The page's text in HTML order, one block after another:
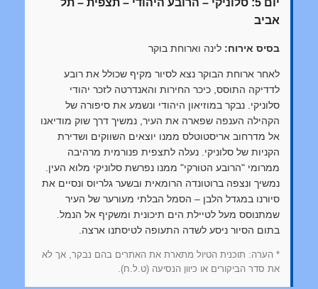
אביב
בסיס אירוח: לינה וארוחת בוקר
לאחר ארוחת הבוקר נצא לסיור מקיף שכולל את רובע
לדדיקה התוסס, כיכר החירות והאנדרטה לזכר יהודי
סלוניקי. נבקר במוזיאון היהודי ונשמע את סיפורה של
הקהילה הענפה שפארה את העיר, נמשיך דרך שוק מודיאנו
אל מדרחוב אריסטוטלס ממנו יוצאים השווקים ושדירת
הקניות של סלוניקי. נעלה לתצפית פנורמית מרהיבה
ממרומי "הרובע הטורקי" ממנו נפרשת סלוניקי מלוא העין.
נמשיך ונצפה ברוטונדה הרומאית ובשער גלריוס ונסיים את
סיורנו במגדל הלבן – הסמל הבלתי מעורער של העיר
שמתנוסס מעל לטיילת הים תיכונית ומשקיף אל הנמל.
בתום הסיור ניסע לשדה התעופה לטיסתנו ארצה.
* הערה: תוכנית הטיול מתארת את האתרים בהם נבקר, אך לא
את סדר הביקורים או כיוון הנסיעה (ט.ל.ח).